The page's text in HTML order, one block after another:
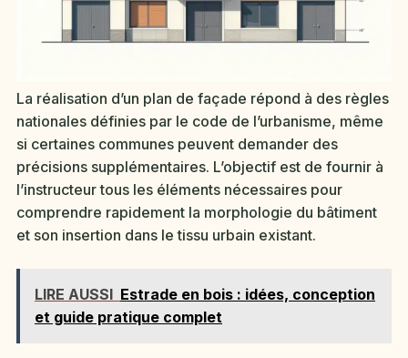
La réalisation d’un plan de façade répond à des règles
nationales définies par le code de l’urbanisme, même
si certaines communes peuvent demander des
précisions supplémentaires. L’objectif est de fournir à
l’instructeur tous les éléments nécessaires pour
comprendre rapidement la morphologie du bâtiment
et son insertion dans le tissu urbain existant.
LIRE AUSSI Estrade en bois : idées, conception
et guide pratique complet